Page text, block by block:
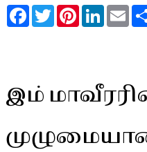
FacebookTwitterPinterestLinkedIn
இம்